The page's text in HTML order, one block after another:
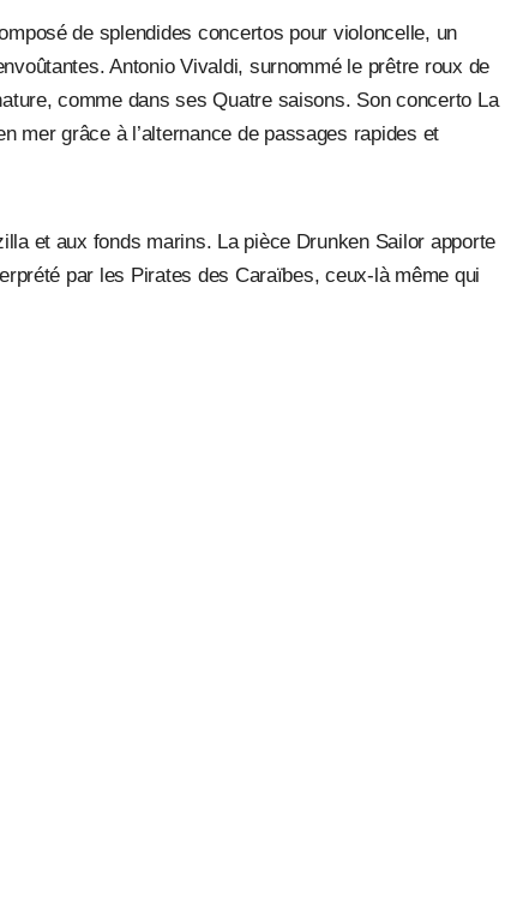
de splendides concertos pour violoncelle, un
Antonio Vivaldi, surnommé le prêtre roux de
comme dans ses Quatre saisons. Son concerto La
mer grâce à l’alternance de passages rapides et
et aux fonds marins. La pièce Drunken Sailor apporte
par les Pirates des Caraïbes, ceux-là même qui